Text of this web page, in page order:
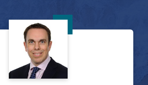
Ian Birdsey